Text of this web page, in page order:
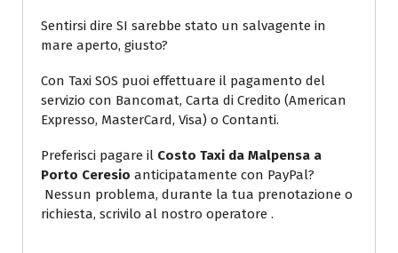
Sentirsi dire SI sarebbe stato un salvagente in
mare aperto, giusto?
Con Taxi SOS puoi effettuare il pagamento del
servizio con Bancomat, Carta di Credito (American
Expresso, MasterCard, Visa) o Contanti.
Preferisci pagare il Costo Taxi da Malpensa a
Porto Ceresio anticipatamente con PayPal?
Nessun problema, durante la tua prenotazione o
richiesta, scrivilo al nostro operatore .